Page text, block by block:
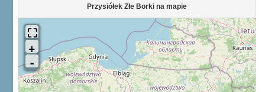
Przysiółek Złe Borki na mapie